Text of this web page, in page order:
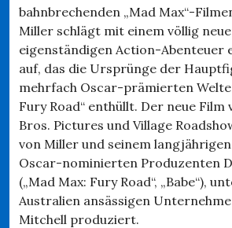
bahnbrechenden „Mad Max“-
Miller schlägt mit einem völlig
eigenständigen Action-Abenteuer
auf, das die Ursprünge der
mehrfach Oscar-prämierten
Fury Road“ enthüllt. Der neue Film
Bros. Pictures und Village
von Miller und seinem
Oscar-nominierten Produzenten
(„Mad Max: Fury Road“, „Babe“),
Australien ansässigen
Mitchell produziert.